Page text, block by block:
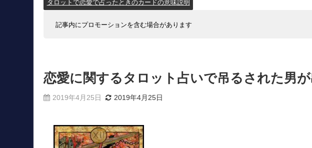
タロットで恋愛で占ったときのカードの意味説明
記事内にプロモーションを含む場合があります
恋愛に関するタロット占いで吊るされた男
2019年4月25日 2019年4月25日